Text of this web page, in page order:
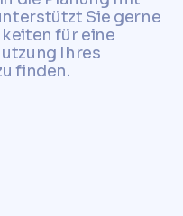
Sie gerne
für eine
Ihres
finden.